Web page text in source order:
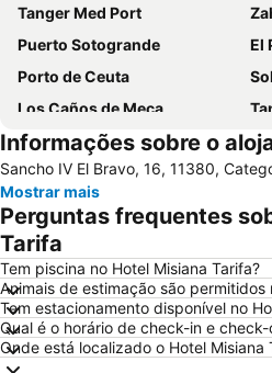
Tanger Med Port
Puerto Sotogrande
El
Porto de Ceuta
Los Caños de Meca
Sobrevela
Marshan
Valdevaqueros
Playa de los Lances
Cabo Negro Royal Golf Club
Poniente
Alcaidesa
Getares
Informações sobre o
Sancho IV El Bravo, 16, 11380,
Mostrar mais
Perguntas frequentes
Tarifa
Tem piscina no Hotel Misiana Tarifa?
Animais de estimação são permitidos
Tem estacionamento disponível no
Qual é o horário de check-in e
Onde está localizado o Hotel Misiana